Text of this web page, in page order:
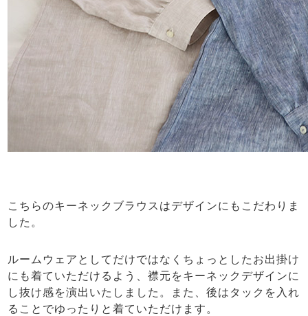
こちらのキーネックブラウスはデザインにもこだわりま
した。
ルームウェアとしてだけではなくちょっとしたお出掛け
にも着ていただけるよう、襟元をキーネックデザインに
し抜け感を演出いたしました。また、後はタックを入れ
ることでゆったりと着ていただけます。